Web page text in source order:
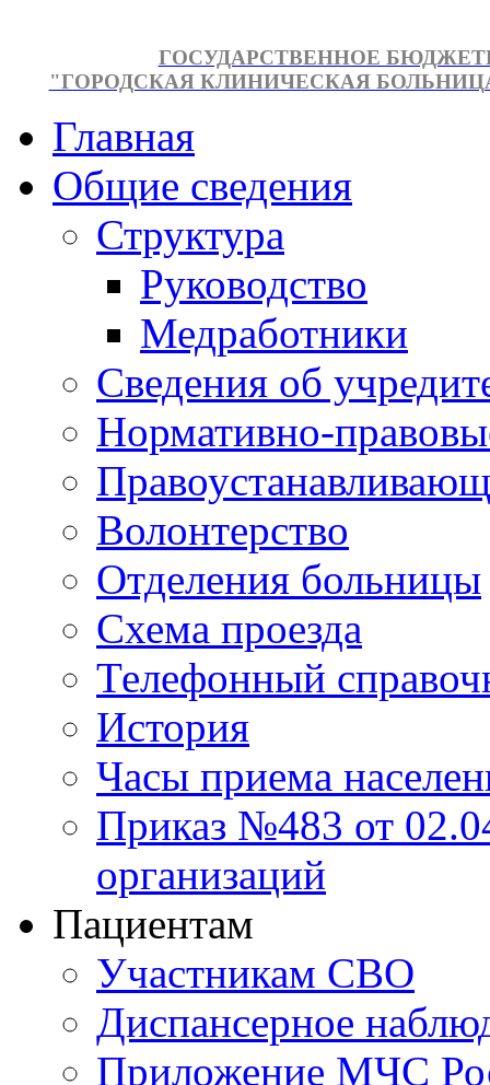
ГОСУДАРСТВЕННОЕ
"ГОРОДСКАЯ КЛИНИЧЕСКАЯ
Главная
Общие сведения
Структура
Руководство
Медработники
Сведения об
Нормативно-
Волонтерство
Отделения больницы
Схема проезда
Телефонный
История
Часы приема
Приказ №483 от
организаций
Пациентам
Участникам СВО
Диспансерное
Приложение МЧС